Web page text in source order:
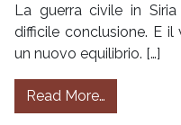
La guerra civile in
difficile conclusione. E
un nuovo equilibrio. […]
Read More…